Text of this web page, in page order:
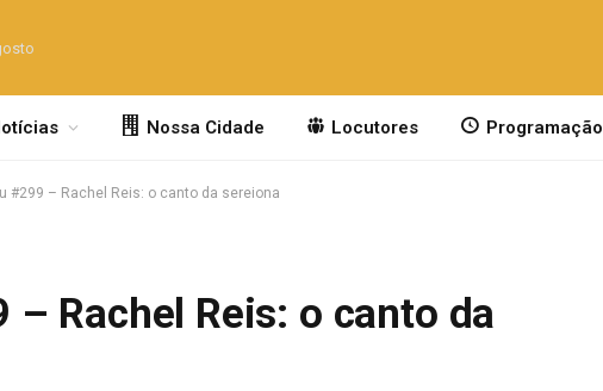
Nossa Cidade Locutores Programação
#299 – Rachel Reis: o canto da sereiona
– Rachel Reis: o canto da